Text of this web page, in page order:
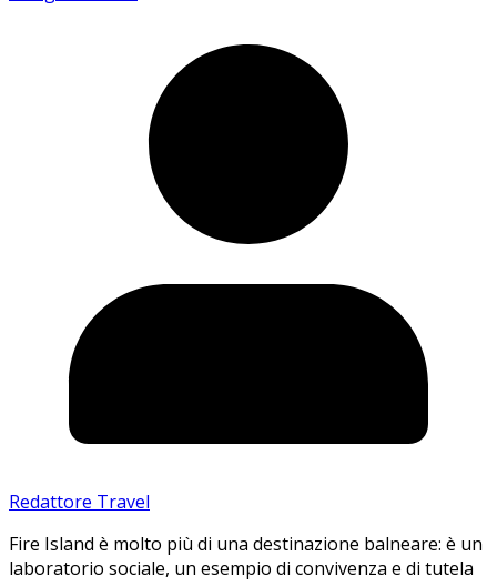
Redattore Travel
Fire Island è molto più di una destinazione balneare: è un
laboratorio sociale, un esempio di convivenza e di tutela